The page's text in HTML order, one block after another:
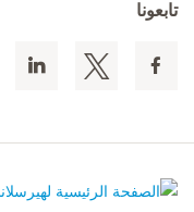
تابعونا